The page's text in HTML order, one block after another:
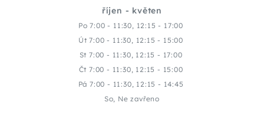
říjen - květen
Po 7:00 - 11:30, 12:15 - 17:00
Út 7:00 - 11:30, 12:15 - 15:00
St 7:00 - 11:30, 12:15 - 17:00
Čt 7:00 - 11:30, 12:15 - 15:00
Pá 7:00 - 11:30, 12:15 - 14:45
So, Ne zavřeno